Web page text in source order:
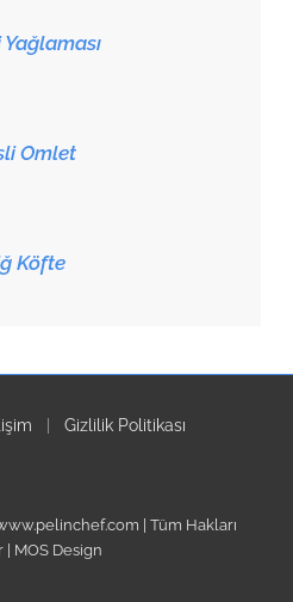
Omlet
Köfte
Gizlilik Politikası
| Tüm Hakları
| MOS Design